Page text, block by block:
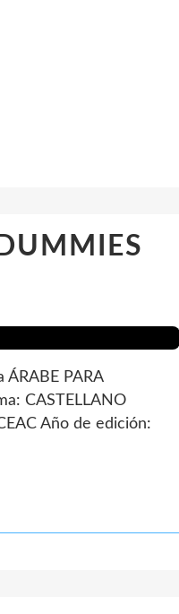
PARA
CASTELLANO
Año de edición: